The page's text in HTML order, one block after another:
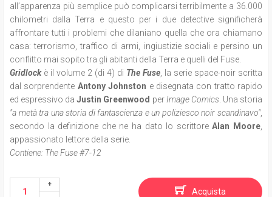
all’apparenza più semplice può complicarsi terribilmente a 36.000
chilometri dalla Terra e questo per i due detective significherà
affrontare tutti i problemi che dilaniano quella che ora chiamano
casa: terrorismo, traffico di armi, ingiustizie sociali e persino un
conflitto mai sopito tra gli abitanti della Terra e quelli del Fuse.
Gridlockè il volume 2 (di 4) di The Fuse , la serie space-noir scritta
dal sorprendente Antony Johnston e disegnata con tratto rapido
ed espressivo daJustin Greenwood per Image Comics. Una storia
"a metà tra una storia di fantascienza e un poliziesco noir scandinavo"
secondo la definizione che ne ha dato lo scrittoreAlan Moore
appassionato lettore della serie.
Contiene: The Fuse #7-12
Acquista